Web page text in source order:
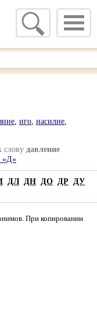
, иго, насилие,
слову давление
«Д»
ДЛ ДН ДО ДР
ДУ
При копировании